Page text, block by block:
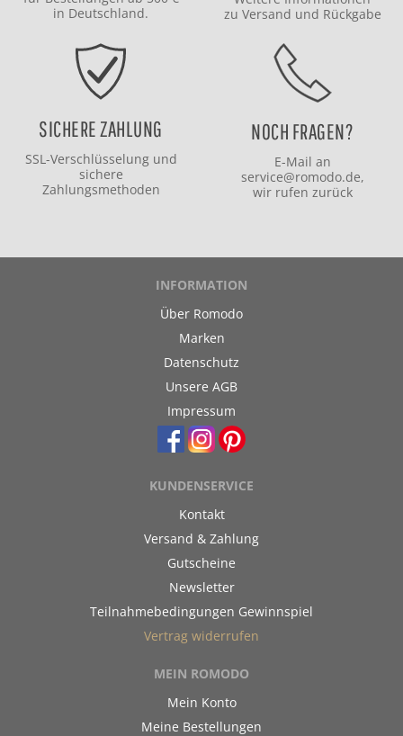
in Deutschland.
zu Versand und Rückgabe
SICHERE ZAHLUNG
SSL-Verschlüsselung und
sichere
Zahlungsmethoden
NOCH FRAGEN?
E-Mail an
service@romodo.de,
wir rufen zurück
INFORMATION
Über Romodo
Marken
Datenschutz
Unsere AGB
Impressum
KUNDENSERVICE
Kontakt
Versand & Zahlung
Gutscheine
Newsletter
Teilnahmebedingungen Gewinnspiel
Vertrag widerrufen
MEIN ROMODO
Mein Konto
Meine Bestellungen